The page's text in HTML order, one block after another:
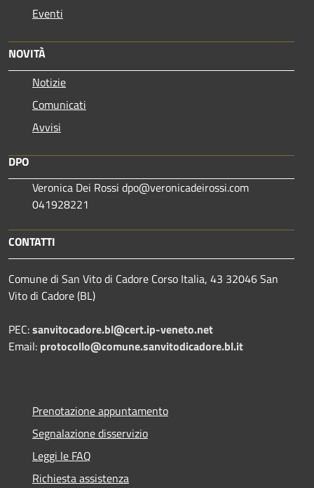
Eventi
NOVITÀ
Notizie
Comunicati
Avvisi
DPO
Veronica Dei Rossi dpo@veronicadeirossi.com
041928221
CONTATTI
Comune di San Vito di Cadore Corso Italia, 43 32046 San
Vito di Cadore (BL)
PEC:sanvitocadore.bl@cert.ip-veneto.net
Email: protocollo@comune.sanvitodicadore.bl.it
Prenotazione appuntamento
Segnalazione disservizio
Leggi le FAQ
Richiesta assistenza